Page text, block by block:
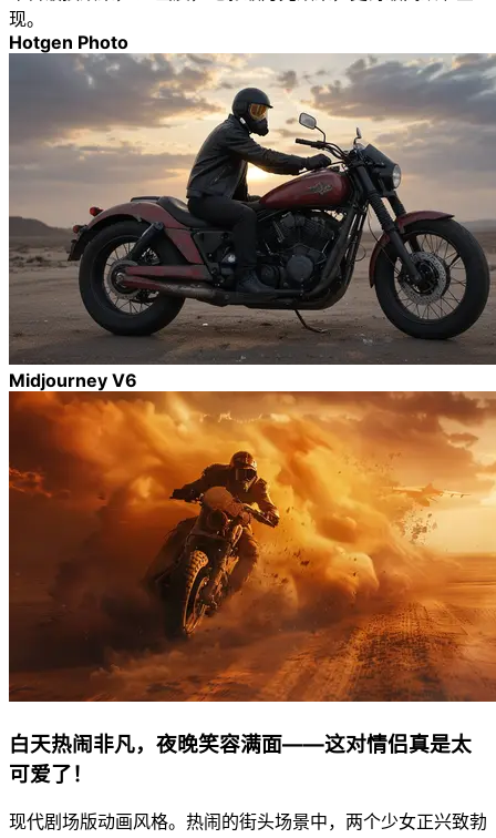
现。
Hotgen Photo
Midjourney V6
白天热闹非凡，夜晚笑容满面——这对情侣真是太
可爱了！
现代剧场版动画风格。热闹的街头场景中，两个少女正兴致勃